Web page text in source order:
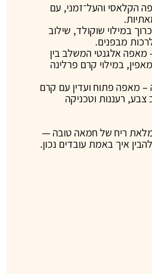
הקלאסי והעל־זמני, עם
במילוי שוקולד, שילוב
מבפנים.
מאפה אלגנטי המשלב בין
במילוי קרם פרלינה
– מאפה פתוח ועדין עם קרם
צבע, רעננות וטכניקה
ריח של חמאה טובה —
איך באמת עובדים נכון.